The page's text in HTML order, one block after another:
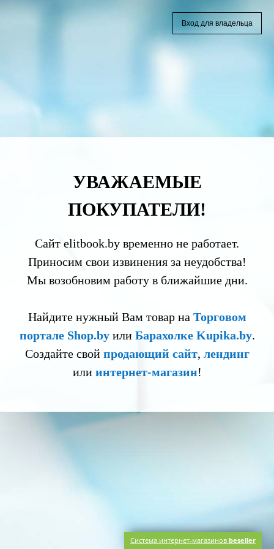
УВАЖАЕМЫЕ
ПОКУПАТЕЛИ!
Сайт elitbook.by временно не работает.
Приносим свои извинения за неудобства!
Мы возобновим работу в ближайшие дни.
Найдите нужный Вам товар на Торговом
портале Shop.byили Барахолке Kupika.by.
Создайте свой продающий сайт, лендинг
или интернет-магазин!
Вход для владельца
Система интернет-магазинов beseller